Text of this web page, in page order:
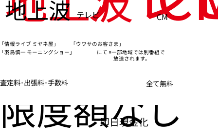
地上波 テレビ CM
情報ライブ ミヤネ屋」 「ウワサのお客さま」
羽鳥慎一 モーニングショー」 にて ※一部地域では別番組で
放送されます。
査定料･出張料･手数料 全て無料
限度額なし
即日現金化